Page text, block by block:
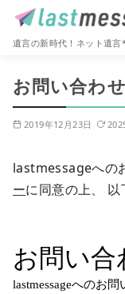
遺言の新時代！ネット遺言
お問い合わせ
2019年12月23日
lastmessageへの
ーに同意の上、 以